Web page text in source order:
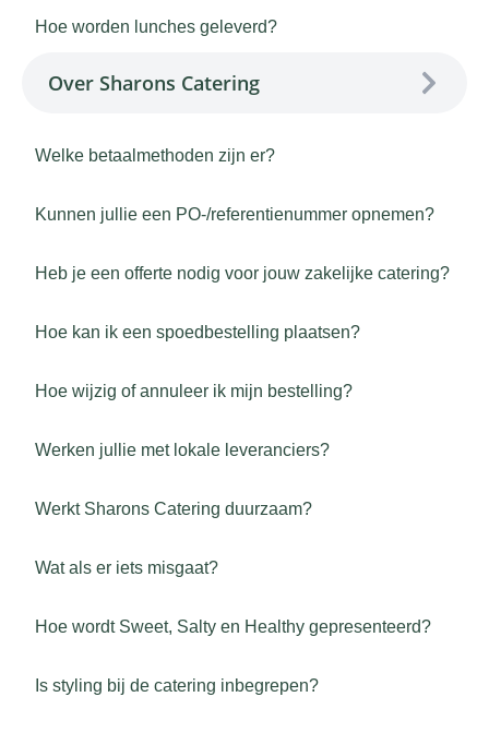
Hoe worden lunches geleverd?
Over Sharons Catering
Welke betaalmethoden zijn er?
Kunnen jullie een PO-/referentienummer opnemen?
Heb je een offerte nodig voor jouw zakelijke catering?
Hoe kan ik een spoedbestelling plaatsen?
Hoe wijzig of annuleer ik mijn bestelling?
Werken jullie met lokale leveranciers?
Werkt Sharons Catering duurzaam?
Wat als er iets misgaat?
Hoe wordt Sweet, Salty en Healthy gepresenteerd?
Is styling bij de catering inbegrepen?